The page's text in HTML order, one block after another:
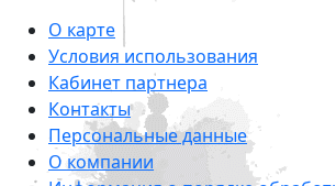
О карте
Условия использования
Кабинет партнера
Контакты
Персональные данные
О компании